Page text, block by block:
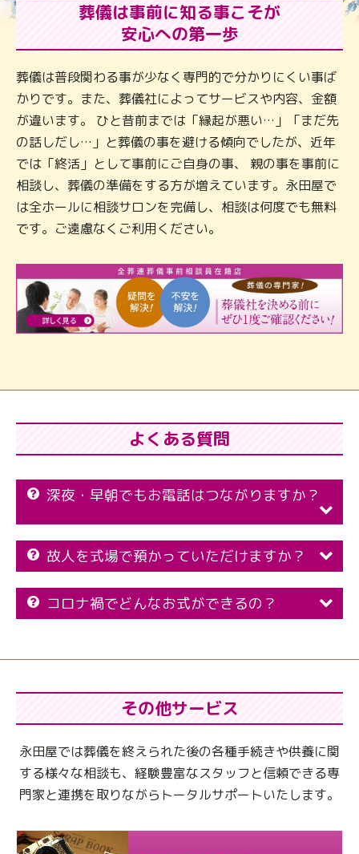
葬儀は事前に知る事こそが
安心への第一歩
葬儀は普段関わる事が少なく専門的で分かりにくい事ば
かりです。また、葬儀社によってサービスや内容、金額
が違います。 ひと昔前までは「縁起が悪い…」「まだ先
の話しだし…」と葬儀の事を避ける傾向でしたが、近年
では「終活」として事前にご自身の事、 親の事を事前に
相談し、葬儀の準備をする方が増えています。永田屋で
は全ホールに相談サロンを完備し、相談は何度でも無料
です。ご遠慮なくご利用ください。
よくある質問
深夜・早朝でもお電話はつながりますか？
故人を式場で預かっていただけますか？
コロナ禍でどんなお式ができるの？
その他サービス
永田屋では葬儀を終えられた後の各種手続きや供養に関
する様々な相談も、 経験豊富なスタッフと信頼できる専
門家と連携を取りながらトータルサポートいたします。